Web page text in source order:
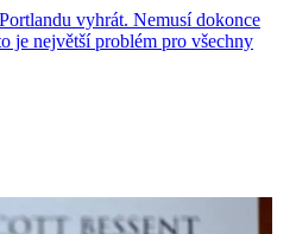
vyhrát. Nemusí dokonce
je největší problém pro všechny